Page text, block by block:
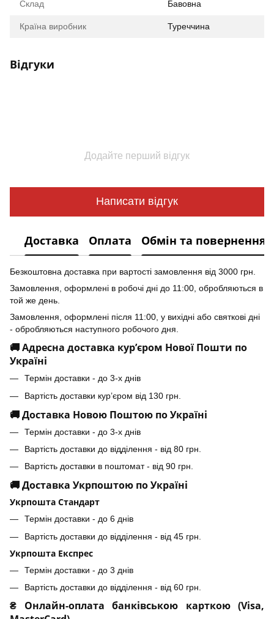
Склад Бавовна
Країна виробник Туреччина
Відгуки
Додайте перший відгук
Написати відгук
Доставка Оплата Обмін та повернення
Безкоштовна доставка при вартості замовлення від 3000 грн.
Замовлення, оформлені в робочі дні до 11:00, обробляються в
той же день.
Замовлення, оформлені після 11:00, у вихідні або святкові дні
- обробляються наступного робочого дня.
🚚 Адресна доставка кур’єром Нової Пошти по
Україні
Термін доставки - до 3-х днів
Вартість доставки кур’єром від 130 грн.
🚚 Доставка Новою Поштою по Україні
Термін доставки - до 3-х днів
Вартість доставки до відділення - від 80 грн.
Вартість доставки в поштомат - від 90 грн.
🚚 Доставка Укрпоштою по Україні
Укрпошта Стандарт
Термін доставки - до 6 днів
Вартість доставки до відділення - від 45 грн.
Укрпошта Експрес
Термін доставки - до 3 днів
Вартість доставки до відділення - від 60 грн.
₴ Онлайн-оплата банківською карткою (Visa,